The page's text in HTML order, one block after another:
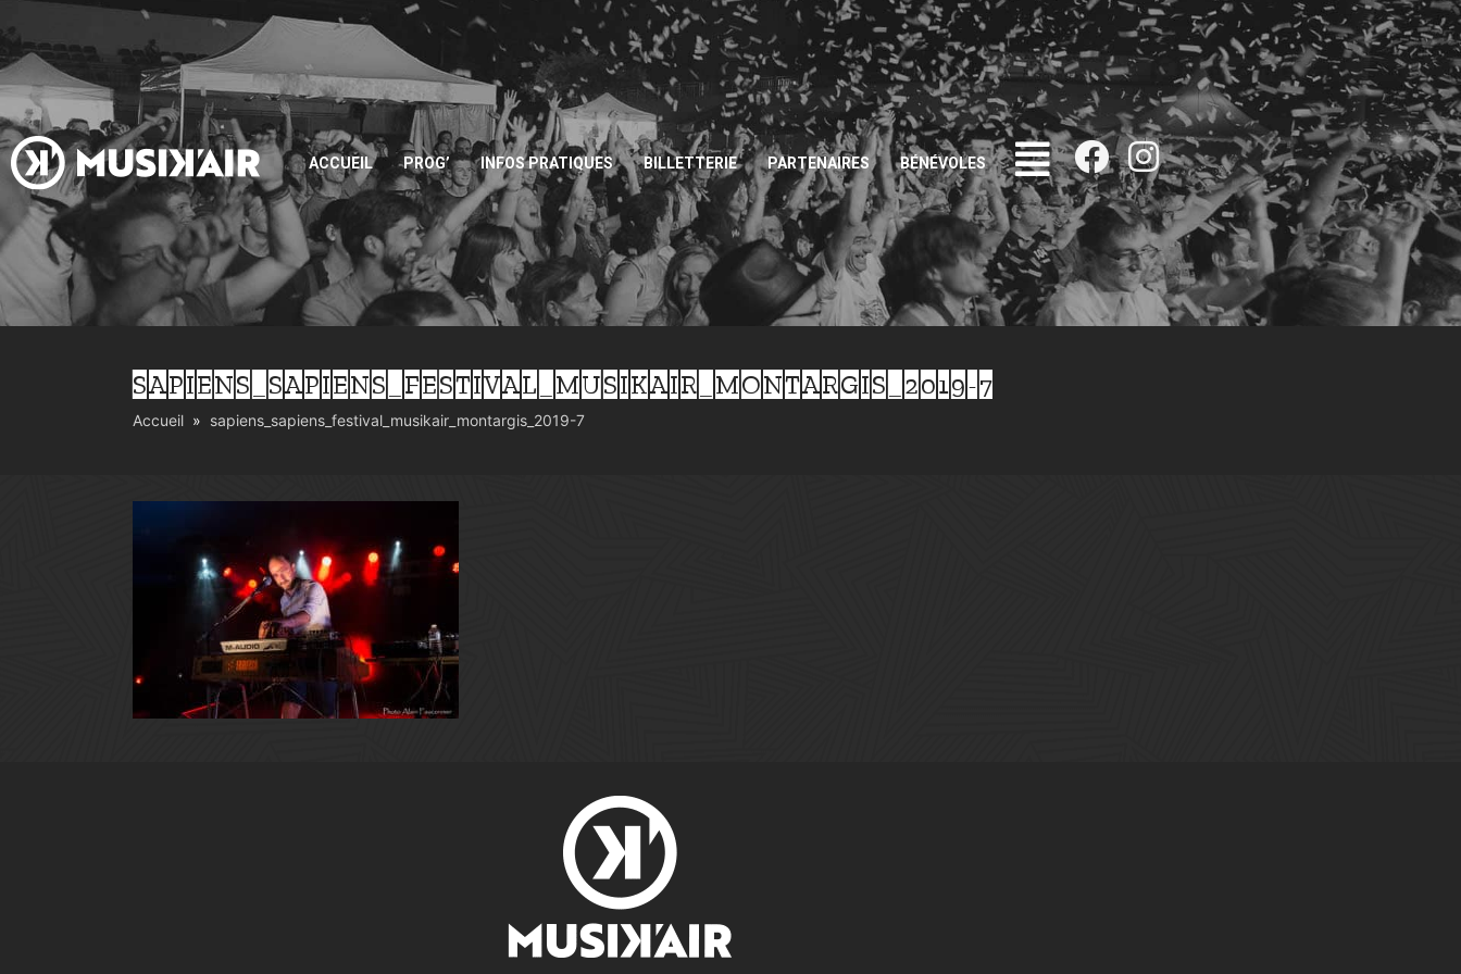
ACCUEIL PROG’ INFOS PRATIQUES BILLETTERIE PARTENAIRES BÉNÉVOLES
SAPIENS_SAPIENS_FESTIVAL_MUSIKAIR_MONTARGIS_2019-7
Accueil sapiens_sapiens_festival_musikair_montargis_2019-7